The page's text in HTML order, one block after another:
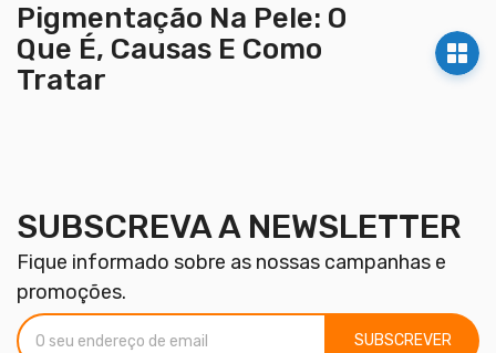
Pigmentação Na Pele: O
Que É, Causas E Como
Tratar
SUBSCREVA A NEWSLETTER
Fique informado sobre as nossas campanhas e
promoções.
SUBSCREVER